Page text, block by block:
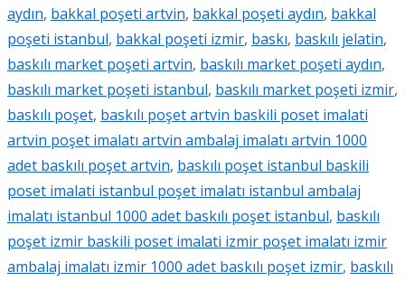
aydın, bakkal poşeti artvin, bakkal poşeti aydın, bakkal
poşeti istanbul, bakkal poşeti izmir, baskı, baskılı jelatin,
baskılı market poşeti artvin, baskılı market poşeti aydın,
baskılı market poşeti istanbul, baskılı market poşeti izmir,
baskılı poşet, baskılı poşet artvin baskili poset imalati
artvin poşet imalatı artvin ambalaj imalatı artvin 1000
adet baskılı poşet artvin, baskılı poşet istanbul baskili
poset imalati istanbul poşet imalatı istanbul ambalaj
imalatı istanbul 1000 adet baskılı poşet istanbul, baskılı
poşet izmir baskili poset imalati izmir poşet imalatı izmir
ambalaj imalatı izmir 1000 adet baskılı poşet izmir, baskılı